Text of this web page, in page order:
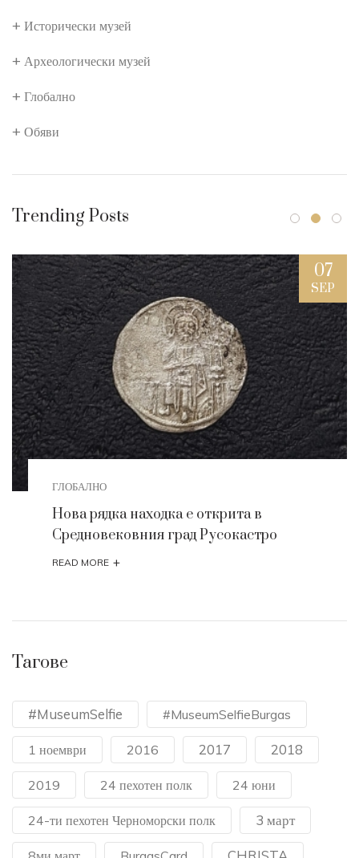
Исторически музей
Археологически музей
Глобално
Обяви
Trending Posts
07
SEP
ГЛОБАЛНО
Нова рядка находка е открита в
Средновековния град Русокастро
READ MORE +
Тагове
#MuseumSelfie #MuseumSelfieBurgas
1 ноември 2016 2017 2018
2019 24 пехотен полк 24 юни
24-ти пехотен Черноморски полк 3 март